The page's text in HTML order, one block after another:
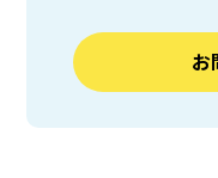
お